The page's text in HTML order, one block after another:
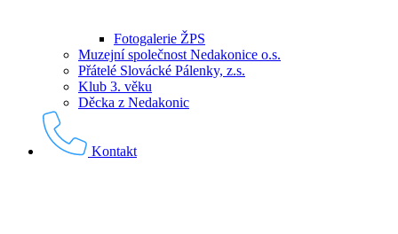
Fotogalerie ŽPS
Muzejní společnost Nedakonice o.s.
Přátelé Slovácké Pálenky, z.s.
Klub 3. věku
Děcka z Nedakonic
Kontakt